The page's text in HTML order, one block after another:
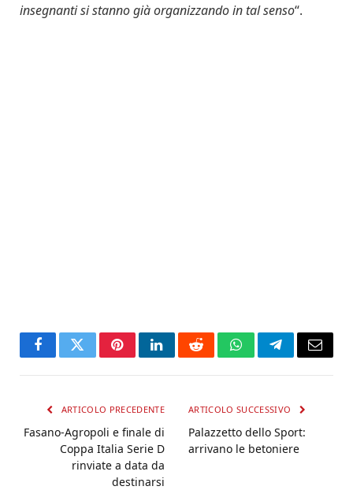
insegnanti si stanno già organizzando in tal senso“.
FacebookTwitterPinterestLinkedInRedditWhatsAppTelegramEmail
ARTICOLO PRECEDENTE
Fasano-Agropoli e finale di
Coppa Italia Serie D
rinviate a data da
destinarsi
ARTICOLO SUCCESSIVO
Palazzetto dello Sport:
arrivano le betoniere